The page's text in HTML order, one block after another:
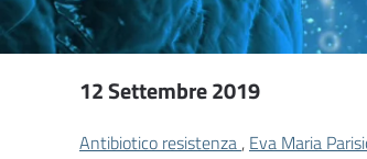
12 Settembre 2019
Antibiotico resistenza , Eva Maria